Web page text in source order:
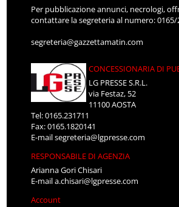
Per pubblicazione annunci, necrologi,
contattare la segreteria al numero: 0165/
segreteria@gazzettamatin.com
CONCESSIONARIA DI
LG PRESSE S.R.L.
via Festaz, 52
11100 AOSTA
Tel: 0165.231711
Fax: 0165.1820141
E-mailsegreteria@lgpresse.com
RESPONSABILE DI AGENZIA
Arianna Gori Chisari
E-maila.chisari@lgpresse.com
Account